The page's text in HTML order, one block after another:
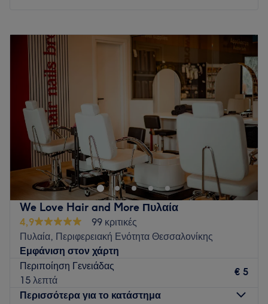
Τρίτη
20:20
Τετάρτη
Πέμπτη
11:00–20:20
Παρασκευή
11:00–20:20
Σάββατο
10:00–16:20
Κυριακή
Κλειστό
Ενας industrial διαμορφωμένος χώρος Κομμωτές με
εμπειρία και συνεχής εξέλιξη. Χώρος που απευθύνεται σε
όλους και με πολλές ιδέες για μοναδικά στυλ.
Go to venue
We Love Hair and More Πυλαία
4,9
99 κριτικές
Πυλαία, Περιφερειακή Ενότητα Θεσσαλονίκης
Εμφάνιση στον χάρτη
Περιποίηση Γενειάδας
15 λεπτά
€ 5
Περισσότερα για το κατάστημα